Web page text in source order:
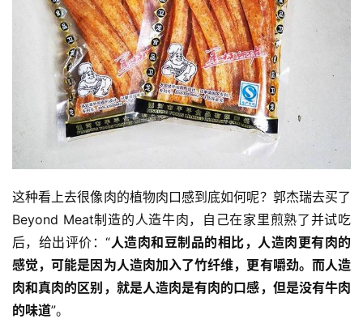
这种看上去很像肉的植物肉口感到底如何呢？郭杰瑞去买了
Beyond Meat制造的人造牛肉，自己在家里煎熟了并试吃
后，给出评价：“人造肉和豆制品的相比，人造肉更有肉的
感觉，可能是因为人造肉加入了竹纤维，更有嚼劲。而人造
肉和真肉的区别，就是人造肉是有肉的口感，但是没有牛肉
的味道”。